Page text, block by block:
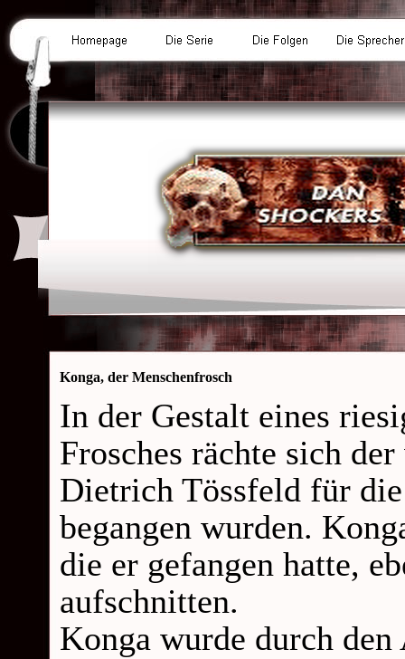
Konga, der Menschenfrosch
In der Gestalt eines
Frosches rächte sich
Dietrich Tössfeld für
begangen wurden.
die er gefangen hatte,
aufschnitten.
Konga wurde durch